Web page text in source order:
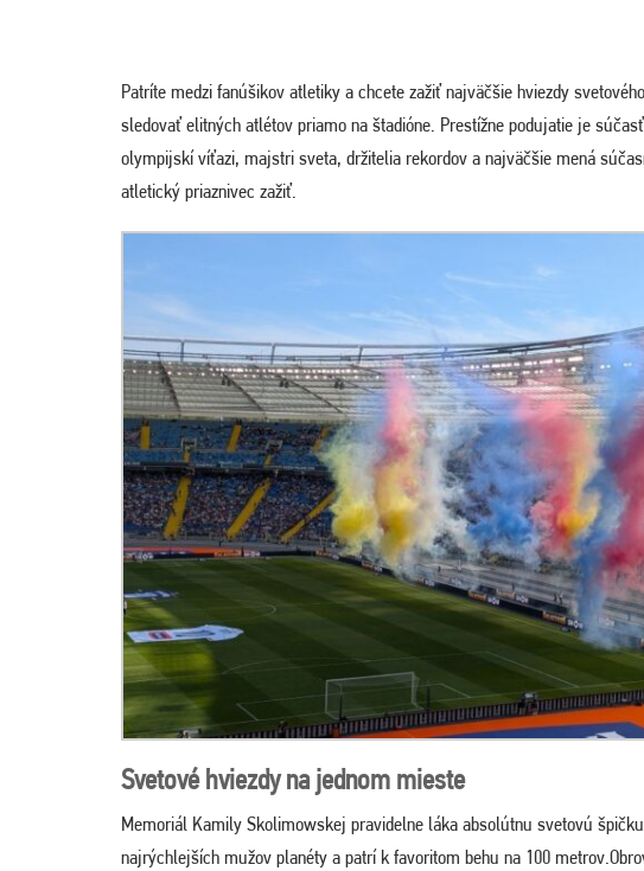
Patríte medzi fanúšikov atletiky a chcete zažiť najväčšie hviezdy
sledovať elitných atlétov priamo na štadióne. Prestížne podujatie je
olympijskí víťazi, majstri sveta, držitelia rekordov a najväčšie mená
atletický priaznivec zažiť.
Svetové hviezdy na jednom mieste
Memoriál Kamily Skolimowskej pravidelne láka absolútnu svetovú
najrýchlejších mužov planéty a patrí k favoritom behu na 100